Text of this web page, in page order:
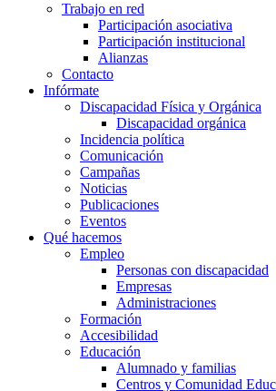
Trabajo en red
Participación asociativa
Participación institucional
Alianzas
Contacto
Infórmate
Discapacidad Física y Orgánica
Discapacidad orgánica
Incidencia política
Comunicación
Campañas
Noticias
Publicaciones
Eventos
Qué hacemos
Empleo
Personas con discapacidad
Empresas
Administraciones
Formación
Accesibilidad
Educación
Alumnado y familias
Centros y Comunidad